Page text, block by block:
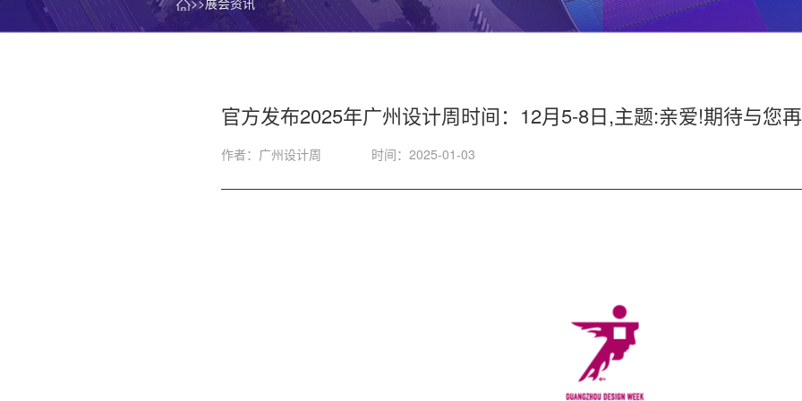
官方发布2025年广州设计周时间：12月5-8日,主题:亲爱!期待与您
作者：广州设计周 时间：2025-01-03